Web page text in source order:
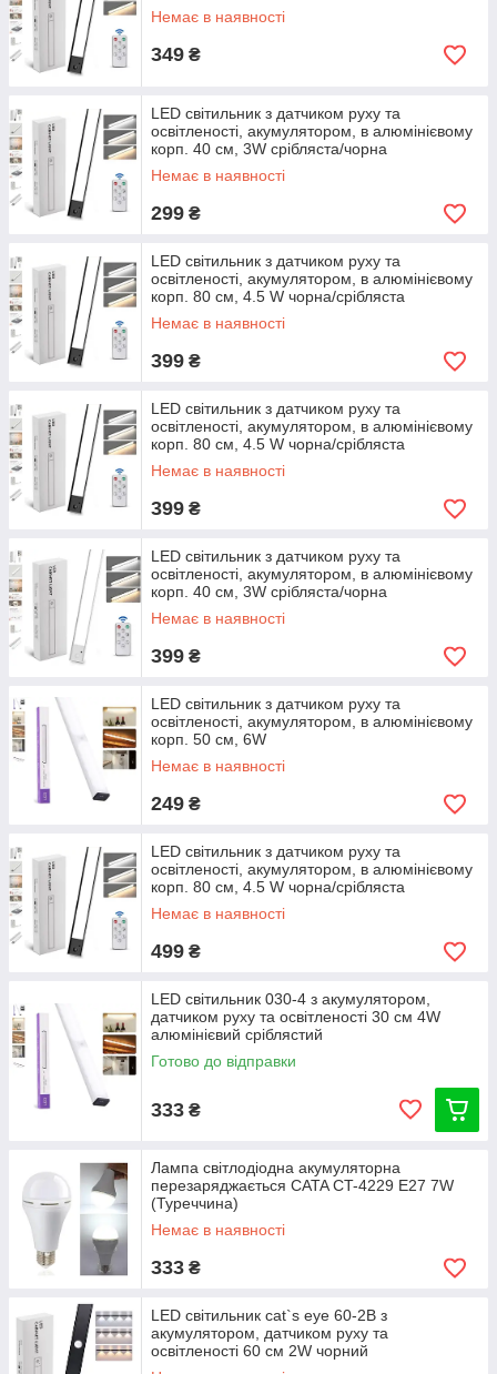
Немає в наявності
349 ₴
LED світильник з датчиком руху та
освітленості, акумулятором, в алюмінієвому
корп. 40 см, 3W срібляста/чорна
Немає в наявності
299 ₴
LED світильник з датчиком руху та
освітленості, акумулятором, в алюмінієвому
корп. 80 см, 4.5 W чорна/срібляста
Немає в наявності
399 ₴
LED світильник з датчиком руху та
освітленості, акумулятором, в алюмінієвому
корп. 80 см, 4.5 W чорна/срібляста
Немає в наявності
399 ₴
LED світильник з датчиком руху та
освітленості, акумулятором, в алюмінієвому
корп. 40 см, 3W срібляста/чорна
Немає в наявності
399 ₴
LED світильник з датчиком руху та
освітленості, акумулятором, в алюмінієвому
корп. 50 см, 6W
Немає в наявності
249 ₴
LED світильник з датчиком руху та
освітленості, акумулятором, в алюмінієвому
корп. 80 см, 4.5 W чорна/срібляста
Немає в наявності
499 ₴
LED світильник 030-4 з акумулятором,
датчиком руху та освітленості 30 см 4W
алюмінієвий сріблястий
Готово до відправки
333 ₴
Лампа світлодіодна акумуляторна
перезаряджається CATA CT-4229 E27 7W
(Туреччина)
Немає в наявності
333 ₴
LED світильник cat`s eye 60-2B з
акумулятором, датчиком руху та
освітленості 60 см 2W чорний